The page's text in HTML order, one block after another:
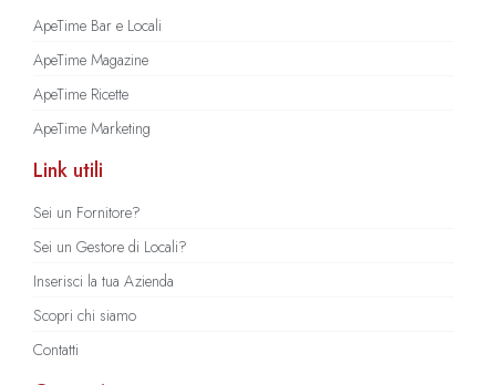
ApeTime Bar e Locali
ApeTime Magazine
ApeTime Ricette
ApeTime Marketing
Link utili
Sei un Fornitore?
Sei un Gestore di Locali?
Inserisci la tua Azienda
Scopri chi siamo
Contatti